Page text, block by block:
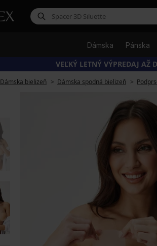
Dámska Pánska
VEĽKÝ LETNÝ VÝPREDAJ AŽ
Dámska bielizeň Dámska spodná bielizeň